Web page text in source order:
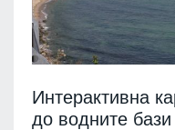
Интерактивна
до водните